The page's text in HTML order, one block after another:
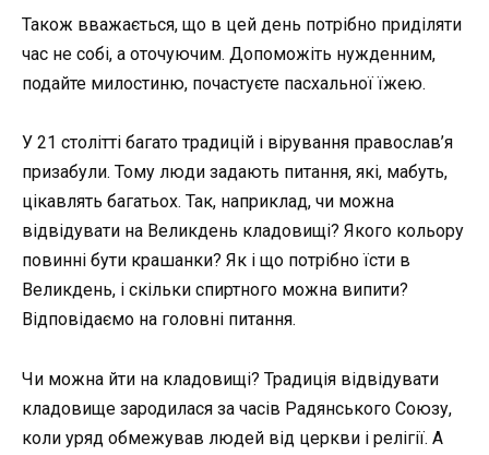
Також вважається, що в цей день потрібно приділяти
час не собі, а оточуючим. Допоможіть нужденним,
подайте милостиню, почастуєте пасхальної їжею.
У 21 столітті багато традицій і вірування православ’я
призабули. Тому люди задають питання, які, мабуть,
цікавлять багатьох. Так, наприклад, чи можна
відвідувати на Великдень кладовищі? Якого кольору
повинні бути крашанки? Як і що потрібно їсти в
Великдень, і скільки спиртного можна випити?
Відповідаємо на головні питання.
Чи можна йти на кладовищі? Традиція відвідувати
кладовище зародилася за часів Радянського Союзу,
коли уряд обмежував людей від церкви і релігії. А